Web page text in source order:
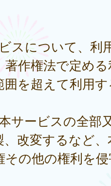
スについて、利
作権法で定め
囲を超えて利用
サービスの全部
、改変するなど
その他の権利を